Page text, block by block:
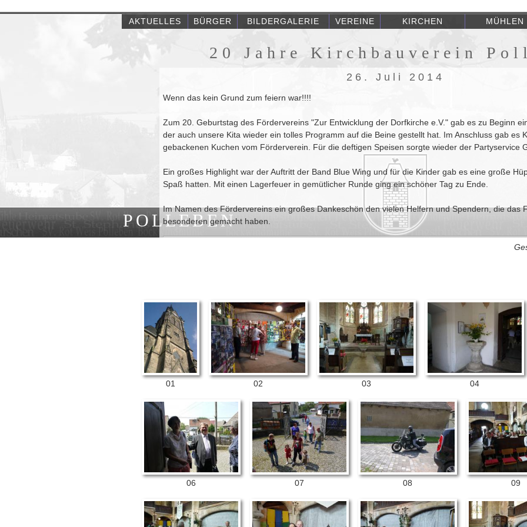
POLLEBEN
AKTUELLES BÜRGER BILDERGALERIE VEREINE KIRCHEN MÜHLEN
20 Jahre Kirchbauverein
26. Juli 2014
Wenn das kein Grund zum feiern war!!!!
Zum 20. Geburtstag des Fördervereins "Zur Entwicklung der Dorfkirche e.V." gab es zu Beginn
der auch unsere Kita wieder ein tolles Programm auf die Beine gestellt hat. Im Anschluss gab es
gebackenen Kuchen vom Förderverein. Für die deftigen Speisen sorgte wieder der Partyservice
Ein großes Highlight war der Auftritt der Band Blue Wing und für die Kinder gab es eine große
Spaß hatten. Mit einen Lagerfeuer in gemütlicher Runde ging ein schöner Tag zu Ende.
Im Namen des Fördervereins ein großes Dankeschön den vielen Helfern und Spendern, die das
besonderen gemacht haben.
01 02 03 04
06 07 08 09